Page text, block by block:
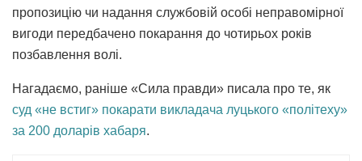
пропозицію чи надання службовій особі неправомірної
вигоди передбачено покарання до чотирьох років
позбавлення волі.
Нагадаємо, раніше «Сила правди» писала про те, як
суд «не встиг» покарати викладача луцького «політеху»
за 200 доларів хабаря.